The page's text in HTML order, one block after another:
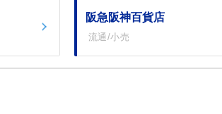
阪急阪神百貨店
流通/小売